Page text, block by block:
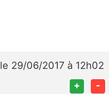
le 29/06/2017 à 12h02
+ -